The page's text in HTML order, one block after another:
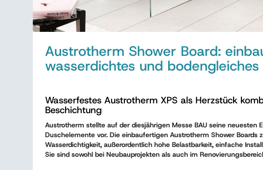
Austrotherm Shower Board:
wasserdichtes und
Wasserfestes Austrotherm XPS als Herzstück
Beschichtung
Austrotherm stellte auf der diesjährigen Messe BAU seine neuesten
Duschelemente vor. Die einbaufertigen Austrotherm Shower Boards
Wasserdichtigkeit, außerordentlich hohe Belastbarkeit, einfache
Sie sind sowohl bei Neubauprojekten als auch im